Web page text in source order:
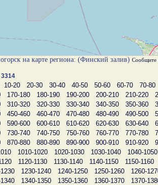
на карте региона: (Финский залив) Сообщите
3314
10-20 20-30 30-40 40-50 50-60 60-70 70-80
170-180 180-190 190-200 200-210 210-220
310-320 320-330 330-340 340-350 350-360
450-460 460-470 470-480 480-490 490-500
590-600 600-610 610-620 620-630 630-640
730-740 740-750 750-760 760-770 770-780
870-880 880-890 890-900 900-910 910-920
1010-1020 1020-1030 1030-1040 1040-1050
1120-1130 1130-1140 1140-1150 1150-1160
1230-1240 1240-1250 1250-1260 1260-
1340-1350 1350-1360 1360-1370 1370-